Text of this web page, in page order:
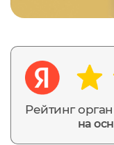
Рейтинг
на